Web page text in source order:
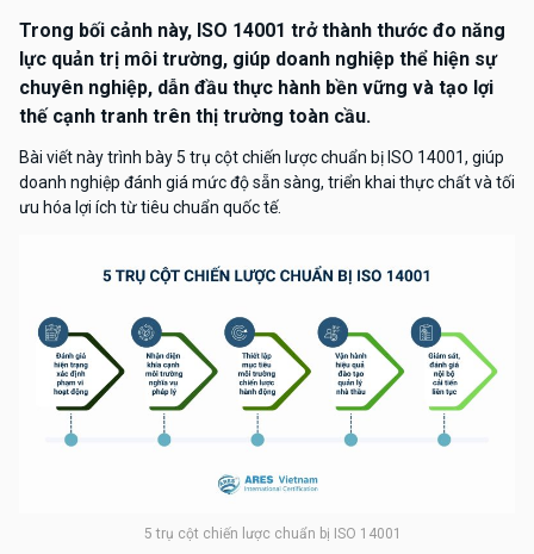
Trong bối cảnh này, ISO 14001 trở thành thước đo năng
lực quản trị môi trường, giúp doanh nghiệp thể hiện sự
chuyên nghiệp, dẫn đầu thực hành bền vững và tạo lợi
thế cạnh tranh trên thị trường toàn cầu.
Bài viết này trình bày 5 trụ cột chiến lược chuẩn bị ISO 14001, giúp
doanh nghiệp đánh giá mức độ sẵn sàng, triển khai thực chất và tối
ưu hóa lợi ích từ tiêu chuẩn quốc tế.
5 trụ cột chiến lược chuẩn bị ISO 14001